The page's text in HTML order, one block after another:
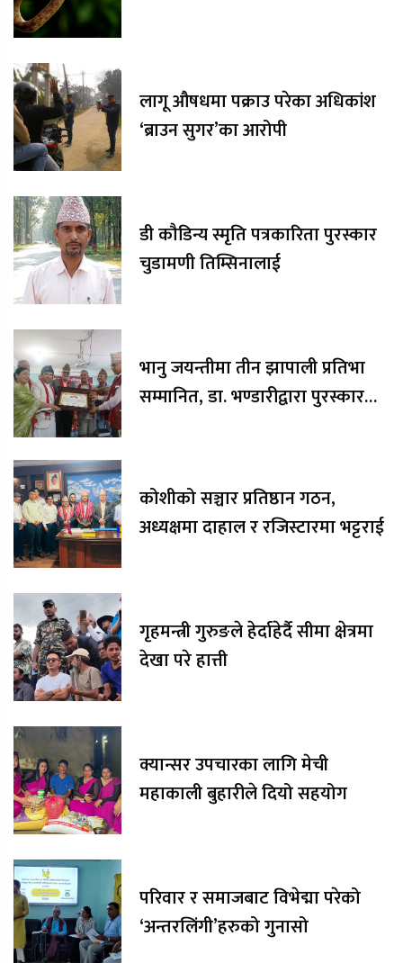
लागू औषधमा पक्राउ परेका अधिकांश
‘ब्राउन सुगर’का आरोपी
डी कौडिन्य स्मृति पत्रकारिता पुरस्कार
चुडामणी तिम्सिनालाई
भानु जयन्तीमा तीन झापाली प्रतिभा
सम्मानित, डा. भण्डारीद्वारा पुरस्कार
कोशीको सञ्चार प्रतिष्ठान गठन,
अध्यक्षमा दाहाल र रजिस्टारमा भट्टराई
गृहमन्त्री गुरुङले हेर्दाहेर्दै सीमा क्षेत्रमा
देखा परे हात्ती
क्यान्सर उपचारका लागि मेची
महाकाली बुहारीले दियो सहयोग
परिवार र समाजबाट विभेद्मा परेको
‘अन्तरलिंगी’हरुको गुनासो